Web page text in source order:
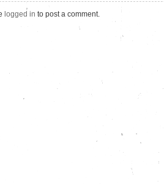
logged in to post a comment.